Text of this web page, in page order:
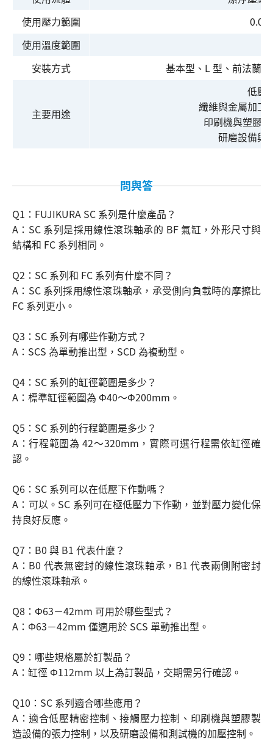
搜尋
使用壓力範圍
0.01
使用溫度範圍
安裝方式
基本型、L 型、前法蘭
主要用途
低壓
纖維與金屬加工
印刷機與塑膠
研磨設備與
問與答
Q1：FUJIKURA SC 系列是什麼產品？
A：SC 系列是採用線性滾珠軸承的 BF 氣缸，外形尺寸與
結構和 FC 系列相同。
Q2：SC 系列和 FC 系列有什麼不同？
A：SC 系列採用線性滾珠軸承，承受側向負載時的摩擦比
FC 系列更小。
Q3：SC 系列有哪些作動方式？
A：SCS 為單動推出型，SCD 為複動型。
Q4：SC 系列的缸徑範圍是多少？
A：標準缸徑範圍為 Φ40～Φ200mm。
Q5：SC 系列的行程範圍是多少？
A：行程範圍為 42～320mm，實際可選行程需依缸徑確
認。
Q6：SC 系列可以在低壓下作動嗎？
A：可以。SC 系列可在極低壓力下作動，並對壓力變化保
持良好反應。
Q7：B0 與 B1 代表什麼？
A：B0 代表無密封的線性滾珠軸承，B1 代表兩側附密封
的線性滾珠軸承。
Q8：Φ63－42mm 可用於哪些型式？
A：Φ63－42mm 僅適用於 SCS 單動推出型。
Q9：哪些規格屬於訂製品？
A：缸徑 Φ112mm 以上為訂製品，交期需另行確認。
Q10：SC 系列適合哪些應用？
A：適合低壓精密控制、接觸壓力控制、印刷機與塑膠製
造設備的張力控制，以及研磨設備和測試機的加壓控制。